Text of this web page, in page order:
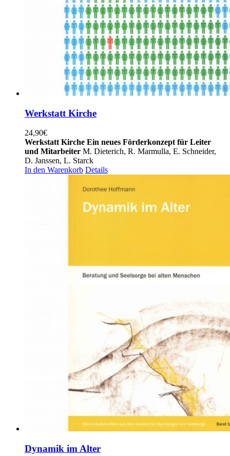
Werkstatt Kirche
24,90€
Werkstatt Kirche Ein neues Förderkonzept für Leiter
und Mitarbeiter M. Dieterich, R. Marmulla, E. Schneider,
D. Janssen, L. Starck
In den Warenkorb Details
Dynamik im Alter